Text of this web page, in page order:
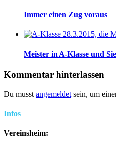
Immer einen Zug voraus
Meister in A-Klasse und
Kommentar hinterlassen
Du musst angemeldet sein, um
Infos
Vereinsheim: